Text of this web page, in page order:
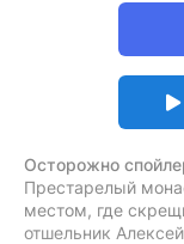
Осторожно
Престарелый
местом, где
отшельник